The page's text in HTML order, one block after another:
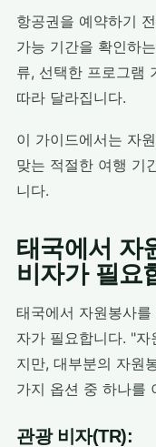
항공권을 예약하기
가능 기간을 확인하
류, 선택한 프로그램
따라 달라집니다.
이 가이드에서는 자
맞는 적절한 여행 기
니다.
태국에서 자
비자가 필요
태국에서 자원봉사
자가 필요합니다. "
지만, 대부분의 자원
가지 옵션 중 하나를
관광 비자(TR):